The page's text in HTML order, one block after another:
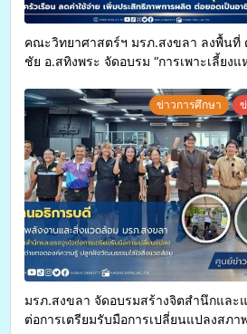
คณะวิทยาศาสตร์ฯ มรภ.สงขลา ลงพื้นที่
ชัย อ.สทิงพระ จัดอบรม “การเพาะเลี้ยง
ประสิทธิภาพการผลิต ต่อยอดสู่อาชีพเสริ
อนาคต
ข่าวการศึกษา
มรภ.สงขลา จัดอบรมสร้างจิตสำนึกและแ
ต่อการเตรียมรับมือการเปลี่ยนแปลงสภา